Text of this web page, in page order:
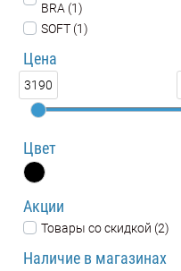
BRA (1)
SOFT (1)
Цена
3190
Цвет
Акции
Товары со скидкой (2)
Наличие в магазинах